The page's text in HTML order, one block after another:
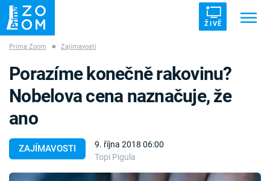
ŽIVĚ
ZÁHADY VETŘELCI DÁVNOVĚKU
Témata
Prima Zoom ■ Zajímavosti
ZAJÍMAVOSTI
9. října 2018 06:00
Topi Pigula
Porazíme konečně rakovinu?
Nobelova cena naznačuje, že
ano